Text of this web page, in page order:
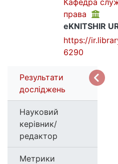
Кафедра
права
eKNITSHIR
https://
6290
Результати
досліджень
Науковий
керівник/
редактор
Метрики